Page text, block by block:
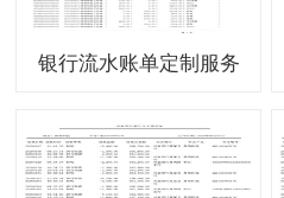
银行流水账单定制服务